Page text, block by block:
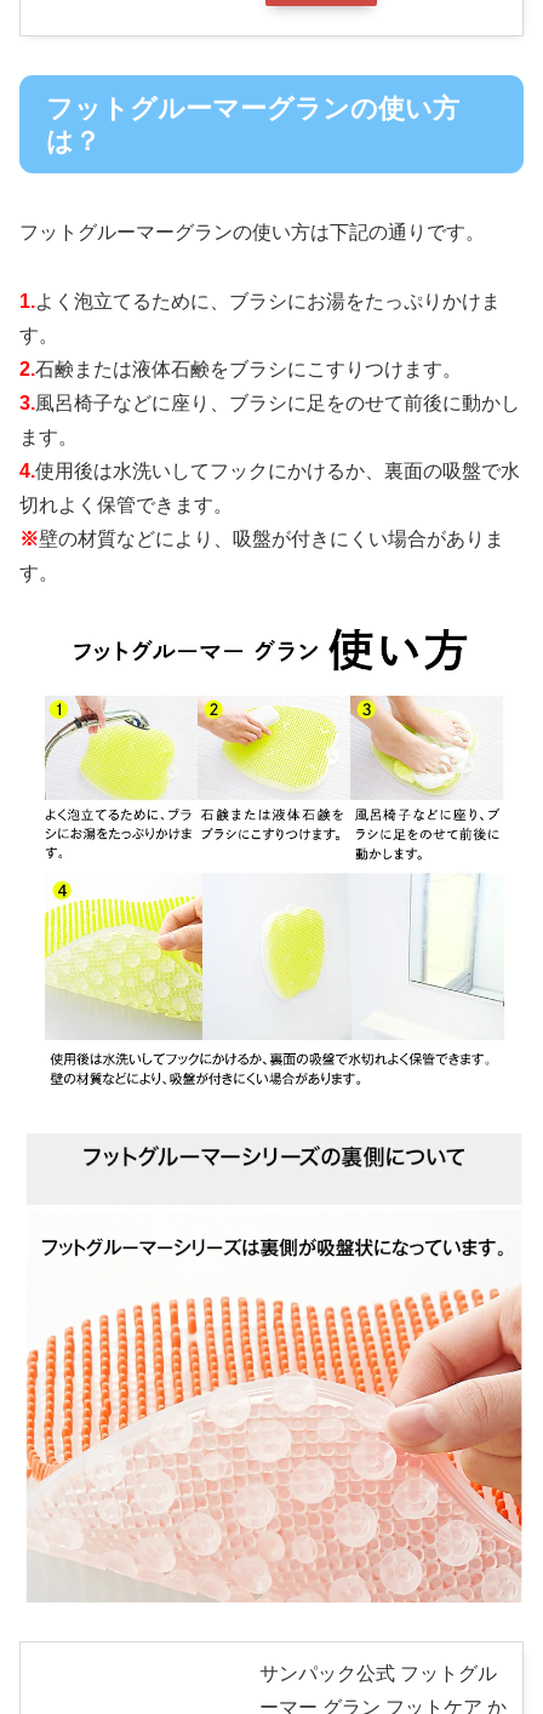
フットグルーマーグランの使い方
は？
フットグルーマーグランの使い方は下記の通りです。
1.よく泡立てるために、ブラシにお湯をたっぷりかけま
す。
2.石鹸または液体石鹸をブラシにこすりつけます。
3.風呂椅子などに座り、ブラシに足をのせて前後に動かし
ます。
4.使用後は水洗いしてフックにかけるか、裏面の吸盤で水
切れよく保管できます。
※壁の材質などにより、吸盤が付きにくい場合がありま
す。
サンパック公式 フットグル
ーマー グラン フットケア か